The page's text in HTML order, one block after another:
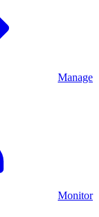
Manage
Monitor